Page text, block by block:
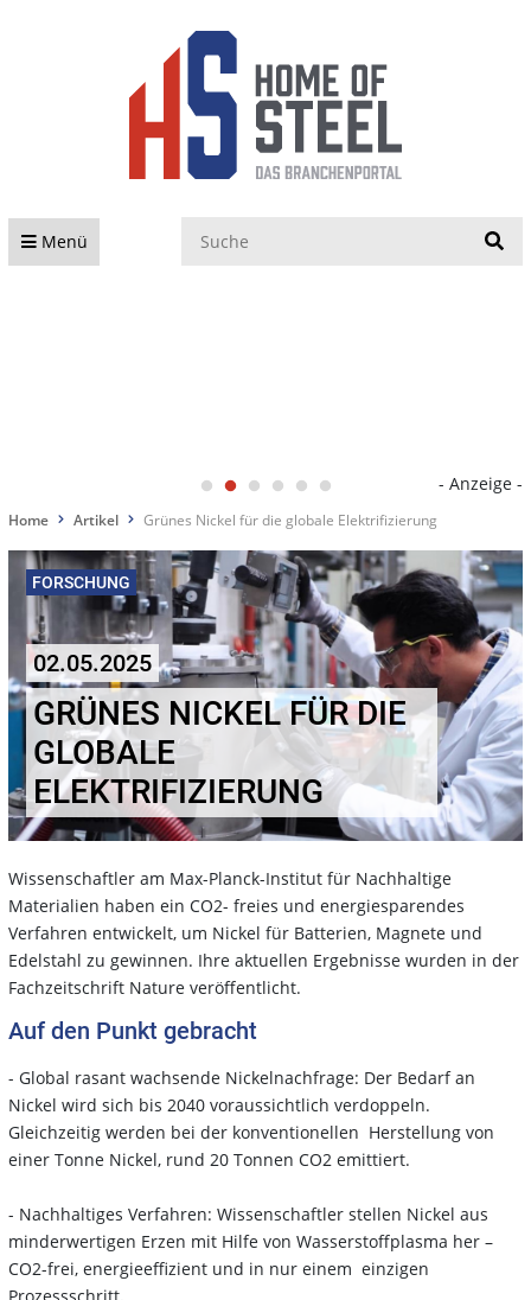
Menü
- Anzeige -
Home Artikel Grünes Nickel für die globale Elektrifizierung
FORSCHUNG
02.05.2025
GRÜNES NICKEL FÜR DIE
GLOBALE
ELEKTRIFIZIERUNG
Wissenschaftler am Max-Planck-Institut für Nachhaltige
Materialien haben ein CO2- freies und energiesparendes
Verfahren entwickelt, um Nickel für Batterien, Magnete und
Edelstahl zu gewinnen. Ihre aktuellen Ergebnisse wurden in der
Fachzeitschrift Nature veröffentlicht.
Auf den Punkt gebracht
- Global rasant wachsende Nickelnachfrage: Der Bedarf an
Nickel wird sich bis 2040 voraussichtlich verdoppeln.
Gleichzeitig werden bei der konventionellen Herstellung von
einer Tonne Nickel, rund 20 Tonnen CO2 emittiert.
- Nachhaltiges Verfahren: Wissenschaftler stellen Nickel aus
minderwertigen Erzen mit Hilfe von Wasserstoffplasma her –
CO2-frei, energieeffizient und in nur einem einzigen